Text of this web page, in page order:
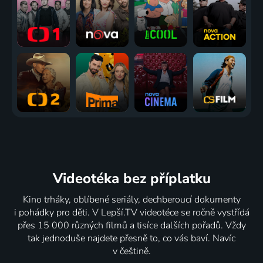
Videotéka bez příplatku
Kino trháky, oblíbené seriály, dechberoucí dokumenty
i pohádky pro děti. V Lepší.TV videotéce se ročně vystřídá
přes 15 000 různých filmů a tisíce dalších pořadů. Vždy
tak jednoduše najdete přesně to, co vás baví. Navíc
v češtině.